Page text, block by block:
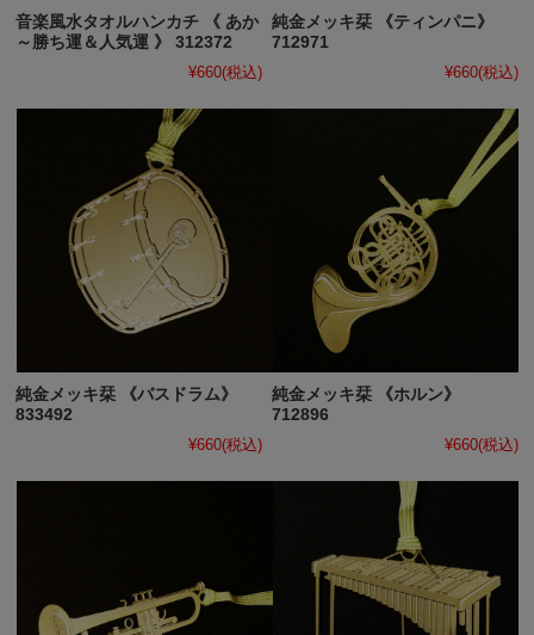
音楽風水タオルハンカチ 《 あか
～勝ち運＆人気運 》 312372
¥660(税込)
純金メッキ栞 《ティンパニ》
712971
¥660(税込)
純金メッキ栞 《バスドラム》
833492
¥660(税込)
純金メッキ栞 《ホルン》
712896
¥660(税込)